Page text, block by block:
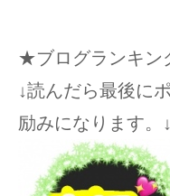
★ブログランキン
↓読んだら最後に
励みになります。↓